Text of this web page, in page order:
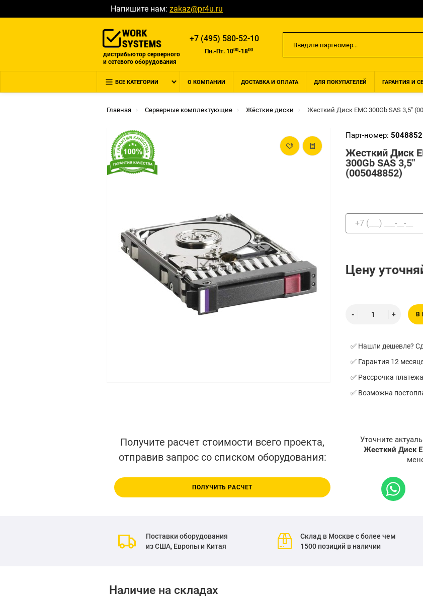
Напишите нам: zakaz@pr4u.ru
дистрибьютор серверного
и сетевого оборудования
+7 (495) 580-52-10
Пн.-Пт. 1000-1800
ВСЕ КАТЕГОРИИ О КОМПАНИИ ДОСТАВКА И ОПЛАТА ДЛЯ ПОКУПАТЕЛЕЙ ГАРАНТИЯ И
Главная Серверные комплектующие Жёсткие диски Жесткий Диск EMC 300Gb SAS 3,5"
Парт-номер: 5048852
Жесткий Диск
300Gb SAS 3,5"
(005048852)
Цену
В
✅ Нашли дешевле?
✅ Гарантия 12
✅ Рассрочка
✅ Возможна
Получите расчет стоимости всего проекта,
отправив запрос со списком оборудования:
ПОЛУЧИТЬ РАСЧЕТ
Уточните
Жесткий Диск
Поставки оборудования
из США, Европы и Китая
Склад в Москве с более чем
1500 позиций в наличии
Наличие на складах